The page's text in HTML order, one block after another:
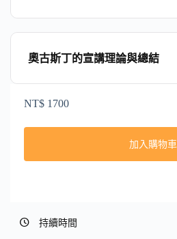
奧古斯丁的宣講理論與總結
NT$ 1700
加入購物車
持續時間